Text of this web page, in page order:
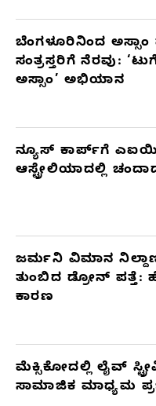
ಬೆಂಗಳೂರಿನಿಂದ ಅಸ್ಸಾಂ
ಸಂತ್ರಸ್ತರಿಗೆ ನೆರವು:
ಅಸ್ಸಾಂ’ ಅಭಿಯಾನ
ನ್ಯೂಸ್ ಕಾರ್ಪ್‌ಗೆ
ಆಸ್ಟ್ರೇಲಿಯಾದಲ್ಲಿ
ಜರ್ಮನಿ ವಿಮಾನ
ತುಂಬಿದ ಡ್ರೋನ್ ಪತ್ತೆ:
ಕಾರಣ
ಮೆಕ್ಸಿಕೋದಲ್ಲಿ ಲೈವ್
ಸಾಮಾಜಿಕ ಮಾಧ್ಯಮ